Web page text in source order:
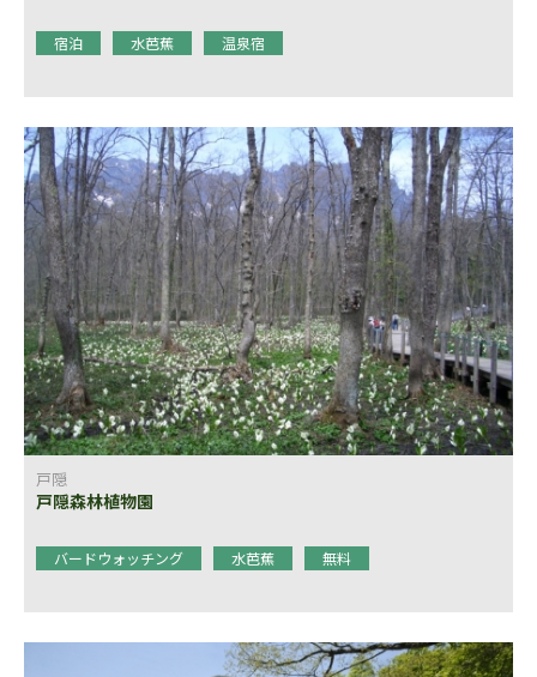
宿泊 水芭蕉 温泉宿
戸隠
戸隠森林植物園
バードウォッチング 水芭蕉 無料